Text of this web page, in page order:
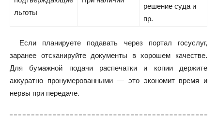
льготы
решение суда и
пр.
Если планируете подавать через портал госуслуг,
заранее отсканируйте документы в хорошем качестве.
Для бумажной подачи распечатки и копии держите
аккуратно пронумерованными — это экономит время и
нервы при передаче.